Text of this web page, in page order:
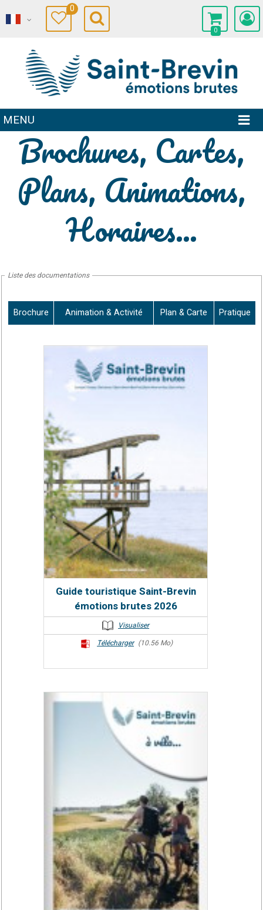
0
0
MENU
Brochures, Cartes,
Plans, Animations,
Horaires...
Liste des documentations
Brochure Animation & Activité Plan & Carte Pratique
Guide touristique Saint-Brevin
émotions brutes 2026
Visualiser
Télécharger (10.56 Mo)